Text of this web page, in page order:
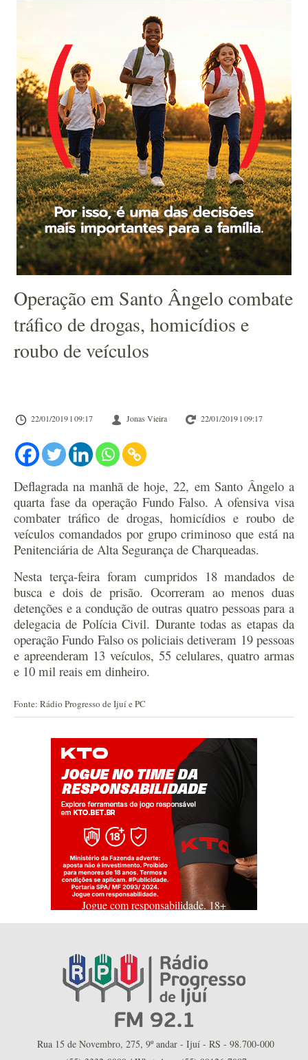
Operação em Santo Ângelo combate
tráfico de drogas, homicídios e
roubo de veículos
22/01/2019 l 09:17 Jonas Vieira 22/01/2019 l 09:17
Deflagrada na manhã de hoje, 22, em Santo Ângelo a
quarta fase da operação Fundo Falso. A ofensiva visa
combater tráfico de drogas, homicídios e roubo de
veículos comandados por grupo criminoso que está na
Penitenciária de Alta Segurança de Charqueadas.
Nesta terça-feira foram cumpridos 18 mandados de
busca e dois de prisão. Ocorreram ao menos duas
detenções e a condução de outras quatro pessoas para a
delegacia de Polícia Civil. Durante todas as etapas da
operação Fundo Falso os policiais detiveram 19 pessoas
e apreenderam 13 veículos, 55 celulares, quatro armas
e 10 mil reais em dinheiro.
Fonte: Rádio Progresso de Ijuí e PC
Jogue com responsabilidade. 18+
Rua 15 de Novembro, 275, 9º andar - Ijuí - RS - 98.700-000